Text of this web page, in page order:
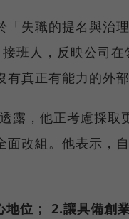
「失職的提名與治
班人，反映公司
真正有能力的外
露，他正考慮採
面改組。他表示，
位； 2.讓具備創